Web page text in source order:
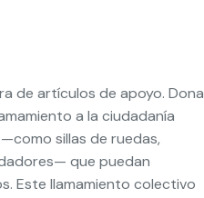
de artículos de apoyo. Dona
a la ciudadanía
sillas de ruedas,
que puedan
Este llamamiento colectivo